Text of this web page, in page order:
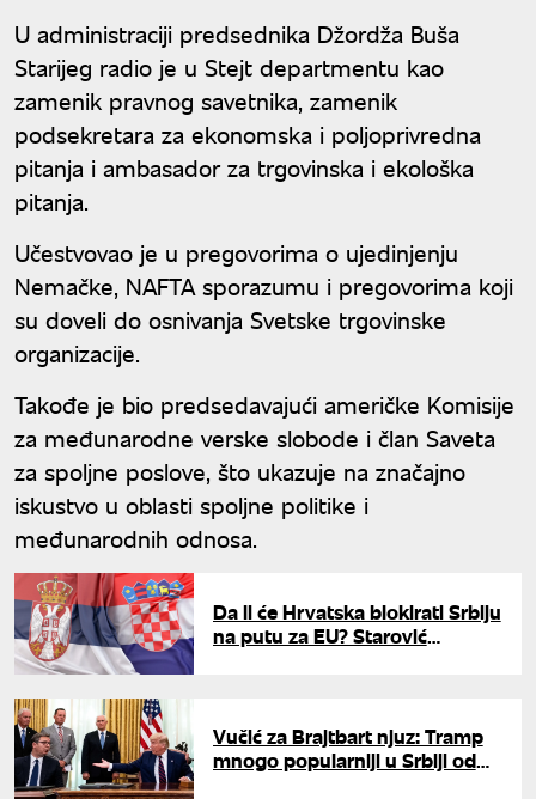
U administraciji predsednika Džordža Buša
Starijeg radio je u Stejt departmentu kao
zamenik pravnog savetnika, zamenik
podsekretara za ekonomska i poljoprivredna
pitanja i ambasador za trgovinska i ekološka
pitanja.
Učestvovao je u pregovorima o ujedinjenju
Nemačke, NAFTA sporazumu i pregovorima koji
su doveli do osnivanja Svetske trgovinske
organizacije.
Takođe je bio predsedavajući američke Komisije
za međunarodne verske slobode i član Saveta
za spoljne poslove, što ukazuje na značajno
iskustvo u oblasti spoljne politike i
međunarodnih odnosa.
Da li će Hrvatska blokirati Srbiju
na putu za EU? Starović
Vučić za Brajtbart njuz: Tramp
mnogo popularniji u Srbiji od